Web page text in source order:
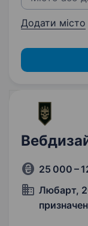
Додати місто
25 000 –
Любарт,